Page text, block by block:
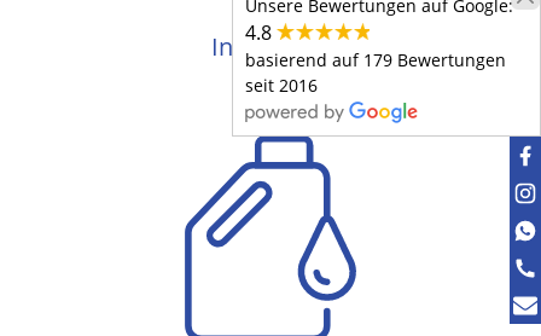
Inspektion
Ölservice
Unsere Bewertungen auf Google:
4.8
basierend auf 179 Bewertungen
seit 2016